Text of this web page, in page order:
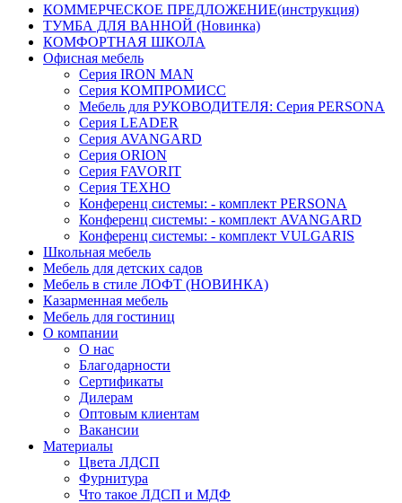
КОММЕРЧЕСКОЕ ПРЕДЛОЖЕНИЕ(инструкция)
ТУМБА ДЛЯ ВАННОЙ (Новинка)
КОМФОРТНАЯ ШКОЛА
Офисная мебель
Серия IRON MAN
Серия КОМПРОМИСС
Мебель для РУКОВОДИТЕЛЯ: Серия PERSONA
Серия LEADER
Серия AVANGARD
Серия ORION
Серия FAVORIT
Серия ТЕХНО
Конференц системы: - комплект PERSONA
Конференц системы: - комплект AVANGARD
Конференц системы: - комплект VULGARIS
Школьная мебель
Мебель для детских садов
Мебель в стиле ЛОФТ (НОВИНКА)
Казарменная мебель
Мебель для гостиниц
О компании
О нас
Благодарности
Сертификаты
Дилерам
Оптовым клиентам
Вакансии
Материалы
Цвета ЛДСП
Фурнитура
Что такое ЛДСП и МДФ